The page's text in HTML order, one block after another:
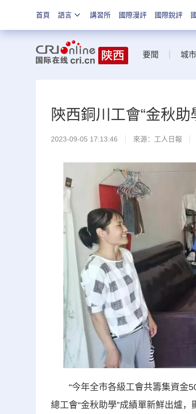
首頁 語言 講習所 國際漫評 國際銳評
要聞 城
陝西銅川工會“金秋
2023-09-05 17:13:46 來源： 工人日報
“今年全市各級工會共籌集資金50
總工會“金秋助學”成績單新鮮出爐，